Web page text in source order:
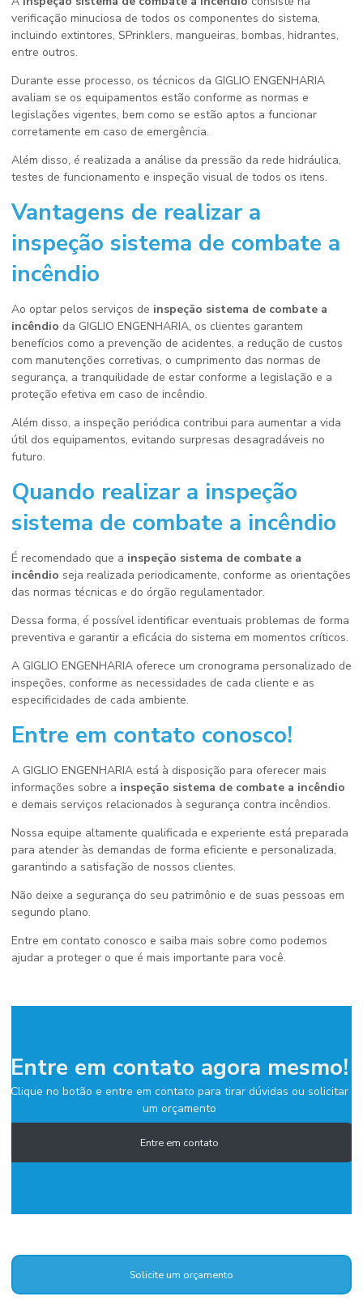
verificação minuciosa de todos os componentes do sistema,
incluindo extintores, SPrinklers, mangueiras, bombas, hidrantes,
entre outros.
Durante esse processo, os técnicos da GIGLIO ENGENHARIA
avaliam se os equipamentos estão conforme as normas e
legislações vigentes, bem como se estão aptos a funcionar
corretamente em caso de emergência.
Além disso, é realizada a análise da pressão da rede hidráulica,
testes de funcionamento e inspeção visual de todos os itens.
Vantagens de realizar a
inspeção sistema de combate a
incêndio
Ao optar pelos serviços de inspeção sistema de combate a
incêndio da GIGLIO ENGENHARIA, os clientes garantem
benefícios como a prevenção de acidentes, a redução de custos
com manutenções corretivas, o cumprimento das normas de
segurança, a tranquilidade de estar conforme a legislação e a
proteção efetiva em caso de incêndio.
Além disso, a inspeção periódica contribui para aumentar a vida
útil dos equipamentos, evitando surpresas desagradáveis no
futuro.
Quando realizar a inspeção
sistema de combate a incêndio
É recomendado que a inspeção sistema de combate a
incêndio seja realizada periodicamente, conforme as orientações
das normas técnicas e do órgão regulamentador.
Dessa forma, é possível identificar eventuais problemas de forma
preventiva e garantir a eficácia do sistema em momentos críticos.
A GIGLIO ENGENHARIA oferece um cronograma personalizado de
inspeções, conforme as necessidades de cada cliente e as
especificidades de cada ambiente.
Entre em contato conosco!
A GIGLIO ENGENHARIA está à disposição para oferecer mais
informações sobre a inspeção sistema de combate a incêndio
e demais serviços relacionados à segurança contra incêndios.
Nossa equipe altamente qualificada e experiente está preparada
para atender às demandas de forma eficiente e personalizada,
garantindo a satisfação de nossos clientes.
Não deixe a segurança do seu patrimônio e de suas pessoas em
segundo plano.
Entre em contato conosco e saiba mais sobre como podemos
ajudar a proteger o que é mais importante para você.
Entre em contato agora mesmo!
Clique no botão e entre em contato para tirar dúvidas ou solicitar
um orçamento
Entre em contato
Solicite um orçamento